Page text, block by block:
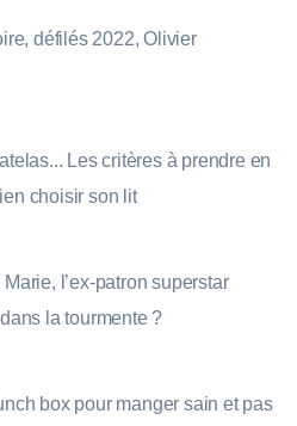
défilés 2022, Olivier
Les critères à prendre en
choisir son lit
l’ex-patron superstar
la tourmente ?
box pour manger sain et pas